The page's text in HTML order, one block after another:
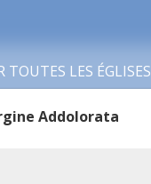
TOUTES LES ÉGLISES
Addolorata